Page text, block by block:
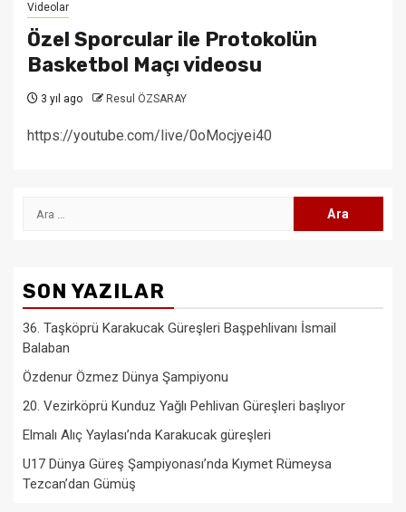
Videolar
Özel Sporcular ile Protokolün
Basketbol Maçı videosu
3 yıl ago Resul ÖZSARAY
https://youtube.com/live/0oMocjyei40
Arama:
SON YAZILAR
36. Taşköprü Karakucak Güreşleri Başpehlivanı İsmail
Balaban
Özdenur Özmez Dünya Şampiyonu
20. Vezirköprü Kunduz Yağlı Pehlivan Güreşleri başlıyor
Elmalı Alıç Yaylası’nda Karakucak güreşleri
U17 Dünya Güreş Şampiyonası’nda Kıymet Rümeysa
Tezcan’dan Gümüş